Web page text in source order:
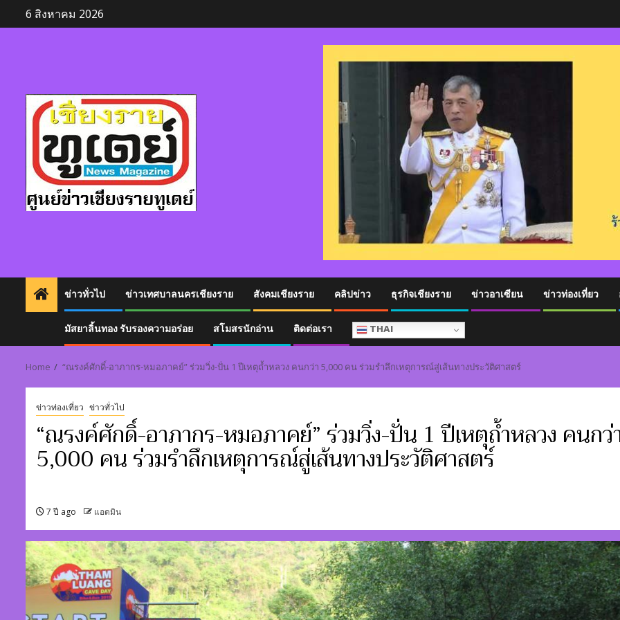
to
6 สิงหาคม 2026
ข่าวทั่วไป ข่าวเทศบาลนครเชียงราย สังคมเชียงราย คลิปข่าว ธุรกิจเชียงราย ข่าวอาเซียน ข่าวท่องเที่ยว
มัสยาลิ้นทอง รับรองความอร่อย สโมสรนักอ่าน ติดต่อเรา THAI
Home “ณรงค์ศักดิ์-อาภากร-หมอภาคย์” ร่วมวิ่ง-ปั่น 1 ปีเหตุถ้ำหลวง คนกว่า 5,000 คน ร่วมรำลึกเหตุการณ์สู่เส้นทางประวัติศาสตร์
ข่าวท่องเที่ยว ข่าวทั่วไป
“ณรงค์ศักดิ์-อาภากร-หมอภาคย์” ร่วมวิ่ง-ปั่น 1 ปีเหตุถ้ำหลวง คนกว่
5,000 คน ร่วมรำลึกเหตุการณ์สู่เส้นทางประวัติศาสตร์
7 ปี ago แอดมิน